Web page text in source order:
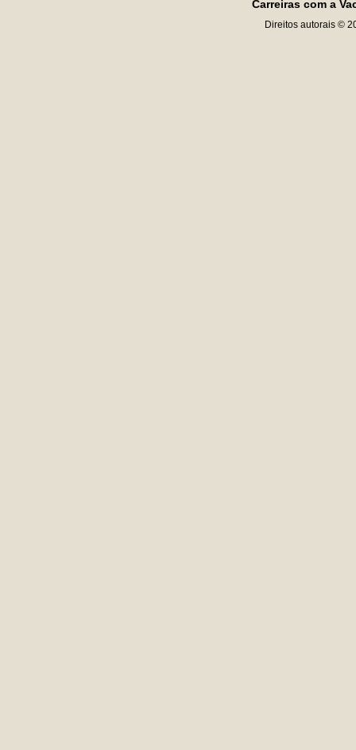
Carreiras com a
Direitos autorais ©